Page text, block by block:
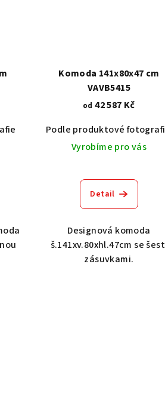
Akát vintage BT1551 Dub
Komoda 141x80x47 cm
VAVB5415
od 42 587 Kč
Podle produktové
Vyrobíme pro vás
Detail
Designová komoda
š.141xv.80xhl.47cm se
zásuvkami.